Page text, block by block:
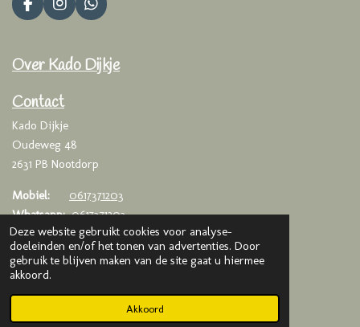
Deze website gebruikt cookies voor analyse-
doeleinden en/of het tonen van advertenties. Door
gebruik te blijven maken van de site gaat u hiermee
akkoord.
Akkoord
F
a
b
o
k
I
n
a
r
a
m
W
h
s
Over Kado Dijkje
Contact
Kado Dijkje
Oudeweg 48
2631 PB Nootdorp
Mobiel:
0617371203
Whatsapp:0617371203
Email:
info@kadodijkje.nl
KVK: 75993376